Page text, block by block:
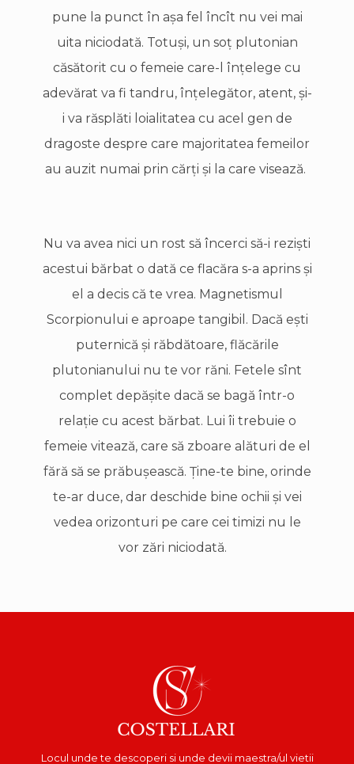
pune la punct în aşa fel încît nu vei mai
uita niciodată. Totuşi, un soţ plutonian
căsătorit cu o femeie care-l înţelege cu
adevărat va fi tandru, înţelegător, atent, şi-
i va răsplăti loialitatea cu acel gen de
dragoste despre care majoritatea femeilor
au auzit numai prin cărţi şi la care visează.
Nu va avea nici un rost să încerci să-i rezişti
acestui bărbat o dată ce flacăra s-a aprins şi
el a decis că te vrea. Magnetismul
Scorpionului e aproape tangibil. Dacă eşti
puternică şi răbdătoare, flăcările
plutonianului nu te vor răni. Fetele sînt
complet depăşite dacă se bagă într-o
relaţie cu acest bărbat. Lui îi trebuie o
femeie vitează, care să zboare alături de el
fără să se prăbuşească. Ține-te bine, orinde
te-ar duce, dar deschide bine ochii şi vei
vedea orizonturi pe care cei timizi nu le
vor zări niciodată.
Locul unde te descoperi si unde devii maestra/ul vietii